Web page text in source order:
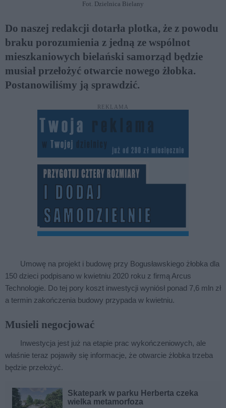
Fot. Dzielnica Bielany
Do naszej redakcji dotarła plotka, że z powodu
braku porozumienia z jedną ze wspólnot
mieszkaniowych bielański samorząd będzie
musiał przełożyć otwarcie nowego żłobka.
Postanowiliśmy ją sprawdzić.
REKLAMA
Umowę na projekt i budowę przy Bogusławskiego żłobka dla
150 dzieci podpisano w kwietniu 2020 roku z firmą Arcus
Technologie. Do tej pory koszt inwestycji wyniósł ponad 7,6 mln zł
a termin zakończenia budowy przypada w kwietniu.
Musieli negocjować
Inwestycja jest już na etapie prac wykończeniowych, ale
właśnie teraz pojawiły się informacje, że otwarcie żłobka trzeba
będzie przełożyć.
Skatepark w parku Herberta czeka
wielka metamorfoza